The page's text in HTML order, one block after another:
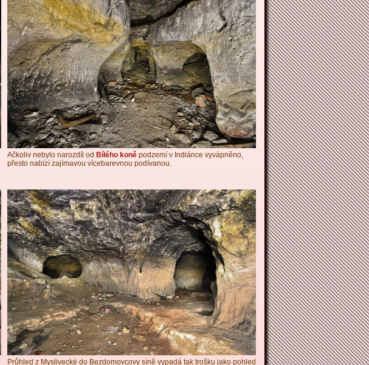
Ačkoliv nebylo narozdíl od Bílého koně podzemí v Indiánce vyvápněno,
přesto nabízí zajímavou vícebarevnou podívanou.
Průhled z Myslivecké do Bezdomovcovy síně vypadá tak trošku jako pohled